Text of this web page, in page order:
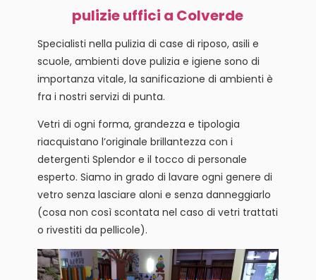
pulizie uffici a Colverde
Specialisti nella pulizia di case di riposo, asili e
scuole, ambienti dove pulizia e igiene sono di
importanza vitale, la sanificazione di ambienti è
fra i nostri servizi di punta.
Vetri di ogni forma, grandezza e tipologia
riacquistano l’originale brillantezza con i
detergenti Splendor e il tocco di personale
esperto. Siamo in grado di lavare ogni genere di
vetro senza lasciare aloni e senza danneggiarlo
(cosa non così scontata nel caso di vetri trattati
o rivestiti da pellicole).